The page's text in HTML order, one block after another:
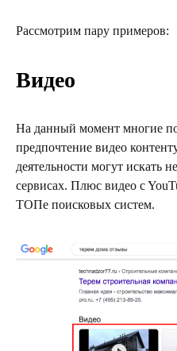
Рассмотрим пару примеров:
Видео
На данный момент многие
предпочтение видео
деятельности могут искать
сервисах. Плюс видео c
ТОПе поисковых систем.